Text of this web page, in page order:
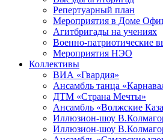
Репертуарный план
Мероприятия в Доме
Агитбригады на учениях
Военно-патриотические
Мероприятия НЭО
Коллективы
ВИА «Гвардия»
Ансамбль танца
ДТМ «Страна Мечты»
Ансамбль «Волжские
Иллюзион-шоу
Иллюзион-шоу